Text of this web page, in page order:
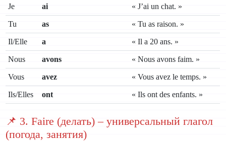
Je ai « J’ai un chat. »
Tu as « Tu as raison. »
Il/Elle a « Il a 20 ans. »
Nous avons « Nous avons faim. »
Vous avez « Vous avez le temps. »
Ils/Elles ont « Ils ont des enfants. »
📌 3. Faire (делать) – универсальный глагол
(погода, занятия)